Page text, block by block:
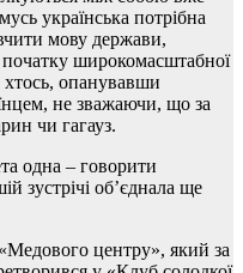
українська потрібна
мову держави,
широкомасштабної
хтось, опанувавши
не зважаючи, що за
чи гагауз.
одна – говорити
зустрічі об’єднала ще
центру», який за